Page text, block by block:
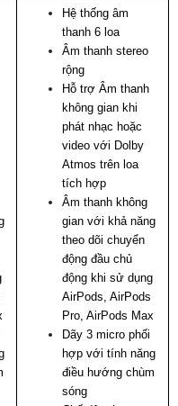
Hệ thống âm
thanh 6 loa
Âm thanh stereo
rộng
Hỗ trợ Âm thanh
không gian khi
phát nhạc hoặc
video với Dolby
Atmos trên loa
tích hợp
Âm thanh không
gian với khả năng
theo dõi chuyển
động đầu chủ
động khi sử dụng
AirPods, AirPods
Pro, AirPods Max
Dãy 3 micro phối
hợp với tính năng
điều hướng chùm
sóng